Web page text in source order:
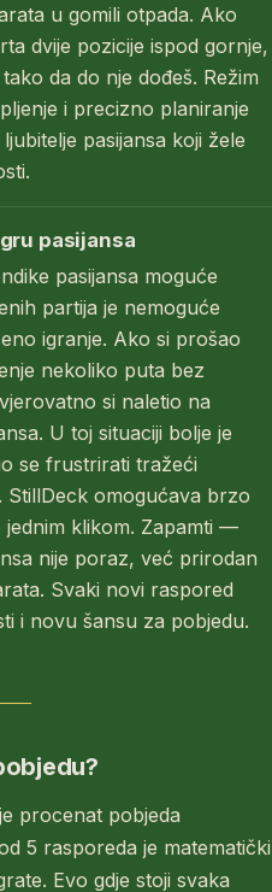
u gomili otpada. Ako
dvije pozicije ispod gornje,
da do nje dođeš. Režim
i precizno planiranje
pasijansa koji žele
pasijansa
pasijansa moguće
partija je nemoguće
igranje. Ako si prošao
nekoliko puta bez
si naletio na
U toj situaciji bolje je
se frustrirati tražeći
StillDeck omogućava brzo
klikom. Zapamti —
nije poraz, već prirodan
Svaki novi raspored
i novu šansu za pobjedu.
procenat pobjeda
5 rasporeda je matematički
Evo gdje stoji svaka